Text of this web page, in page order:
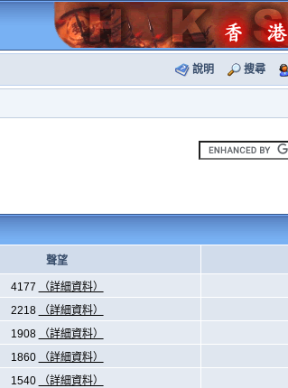
說明 搜尋
聲望
4177 （詳細資料）
2218 （詳細資料）
1908 （詳細資料）
1860 （詳細資料）
1540 （詳細資料）